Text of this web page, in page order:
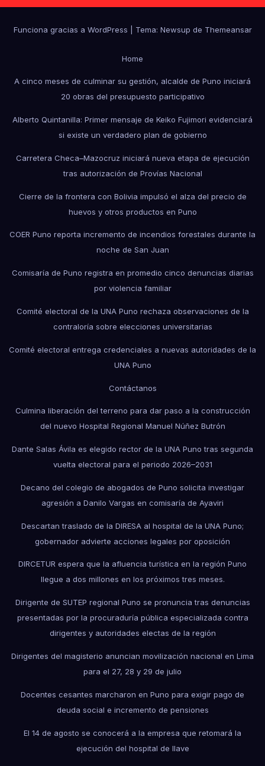
Funciona gracias a WordPress Tema: Newsup de Themeansar
Home
A cinco meses de culminar su gestión, alcalde de Puno iniciará
20 obras del presupuesto participativo
Alberto Quintanilla: Primer mensaje de Keiko Fujimori evidenciará
si existe un verdadero plan de gobierno
Carretera Checa–Mazocruz iniciará nueva etapa de ejecución
tras autorización de Provías Nacional
Cierre de la frontera con Bolivia impulsó el alza del precio de
huevos y otros productos en Puno
COER Puno reporta incremento de incendios forestales durante la
noche de San Juan
Comisaría de Puno registra en promedio cinco denuncias diarias
por violencia familiar
Comité electoral de la UNA Puno rechaza observaciones de la
contraloría sobre elecciones universitarias
Comité electoral entrega credenciales a nuevas autoridades de la
UNA Puno
Contáctanos
Culmina liberación del terreno para dar paso a la construcción
del nuevo Hospital Regional Manuel Núñez Butrón
Dante Salas Ávila es elegido rector de la UNA Puno tras segunda
vuelta electoral para el periodo 2026–2031
Decano del colegio de abogados de Puno solicita investigar
agresión a Danilo Vargas en comisaría de Ayaviri
Descartan traslado de la DIRESA al hospital de la UNA Puno;
gobernador advierte acciones legales por oposición
DIRCETUR espera que la afluencia turística en la región Puno
llegue a dos millones en los próximos tres meses.
Dirigente de SUTEP regional Puno se pronuncia tras denuncias
presentadas por la procuraduría pública especializada contra
dirigentes y autoridades electas de la región
Dirigentes del magisterio anuncian movilización nacional en Lima
para el 27, 28 y 29 de julio
Docentes cesantes marcharon en Puno para exigir pago de
deuda social e incremento de pensiones
El 14 de agosto se conocerá a la empresa que retomará la
ejecución del hospital de Ilave